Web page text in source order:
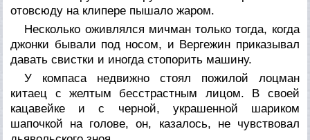
отовсюду на клипере пышало жаром.
Несколько оживлялся мичман только тогда, когда
джонки бывали под носом, и Вергежин приказывал
давать свистки и иногда стопорить машину.
У компаса недвижно стоял пожилой лоцман
китаец с желтым бесстрастным лицом. В своей
кацавейке и с черной, украшенной шариком
шапочкой на голове, он, казалось, не чувствовал